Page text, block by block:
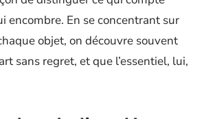
encombre. En se concentrant sur
objet, on découvre souvent
sans regret, et que l’essentiel, lui,